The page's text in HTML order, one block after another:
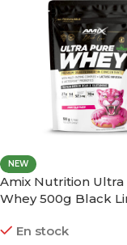
NEW
Amix Nutrition Ultra
Whey 500g Black
En stock